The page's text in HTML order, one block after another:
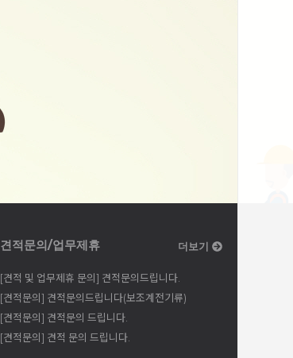
견적문의/업무제휴 더보기
[견적 및 업무제휴 문의] 견적문의드립니다.
[견적문의] 견적문의드립니다(보조계전기류)
[견적문의] 견적문의 드립니다.
[견적문의] 견적 문의 드립니다.